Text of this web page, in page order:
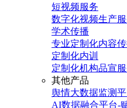
短视频服务
数字化视频生产
学术传播
专业定制化内容
定制化内训
定制化机构品宣
其他产品
舆情大数据监测
AI数据融合平台-